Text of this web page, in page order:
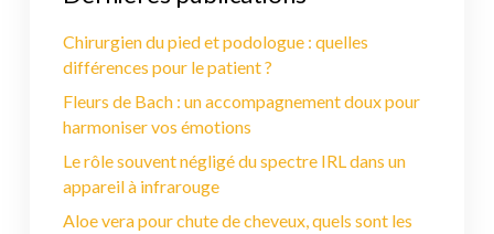
Chirurgien du pied et podologue : quelles
différences pour le patient ?
Fleurs de Bach : un accompagnement doux pour
harmoniser vos émotions
Le rôle souvent négligé du spectre IRL dans un
appareil à infrarouge
Aloe vera pour chute de cheveux, quels sont les